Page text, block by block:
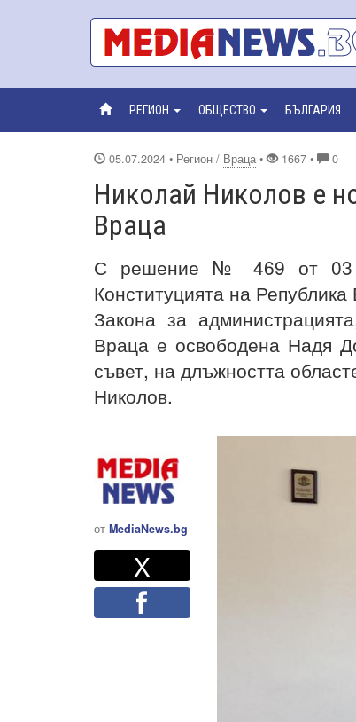
РЕГИОН ОБЩЕСТВО БЪЛГАРИЯ
05.07.2024 • Регион / Враца • 1667 • 0
Николай Николов е
Враца
С решение № 469 от 03
Конституцията на
Закона за
Враца е освободена Надя
съвет, на длъжността
Николов.
от MediaNews.bg
Споделете
XTwitter